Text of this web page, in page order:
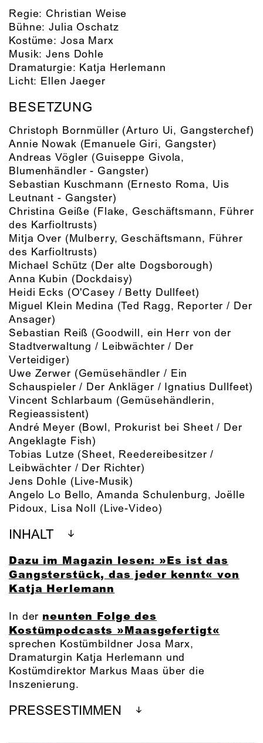
Regie: Christian Weise
Bühne:Julia Oschatz
Kostüme: Josa Marx
Musik:Jens Dohle
Dramaturgie: Katja Herlemann
Licht: Ellen Jaeger
BESETZUNG
Christoph Bornmüller (Arturo Ui, Gangsterchef)
Annie Nowak (Emanuele Giri, Gangster)
Andreas Vögler (Guiseppe Givola,
Blumenhändler - Gangster)
Sebastian Kuschmann (Ernesto Roma, Uis
Leutnant - Gangster)
Christina Geiße (Flake, Geschäftsmann, Führer
des Karfioltrusts)
Mitja Over (Mulberry, Geschäftsmann, Führer
des Karfioltrusts)
Michael Schütz (Der alte Dogsborough)
Anna Kubin (Dockdaisy)
Heidi Ecks (O'Casey / Betty Dullfeet)
Miguel Klein Medina (Ted Ragg, Reporter / Der
Ansager)
Sebastian Reiß (Goodwill, ein Herr von der
Stadtverwaltung / Leibwächter / Der
Verteidiger)
Uwe Zerwer (Gemüsehändler / Ein
Schauspieler / Der Ankläger / Ignatius Dullfeet)
Vincent Schlarbaum (Gemüsehändlerin,
Regieassistent)
André Meyer (Bowl, Prokurist bei Sheet / Der
Angeklagte Fish)
Tobias Lutze (Sheet, Reedereibesitzer /
Leibwächter / Der Richter)
Jens Dohle (Live-Musik)
Angelo Lo Bello, Amanda Schulenburg, Joëlle
Pidoux, Lisa Noll (Live-Video)
INHALT
Dazu im Magazin lesen: »Es ist das
Gangsterstück, das jeder kennt« von
Katja Herlemann
In der neunten Folge des
Kostümpodcasts »Maasgefertigt«
sprechen Kostümbildner Josa Marx,
Dramaturgin Katja Herlemann und
Kostümdirektor Markus Maas über die
Inszenierung.
PRESSESTIMMEN